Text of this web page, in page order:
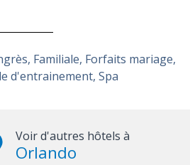
, Familiale, Forfaits mariage,
d'entrainement, Spa
Voir d'autres hôtels à
Orlando